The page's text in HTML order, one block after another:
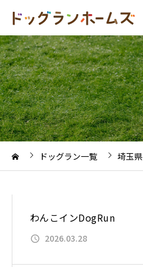
ドッグラン一覧 埼玉県
わんこインDogRun
2026.03.28